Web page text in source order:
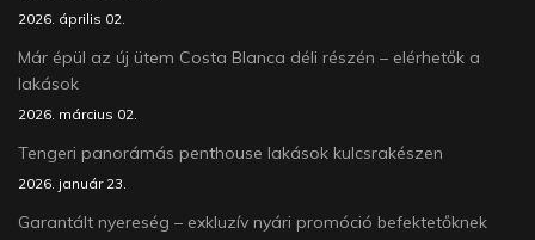
2026. április 02.
Már épül az új ütem Costa Blanca déli részén – elérhetők a
lakások
2026. március 02.
Tengeri panorámás penthouse lakások kulcsrakészen
2026. január 23.
Garantált nyereség – exkluzív nyári promóció befektetőknek